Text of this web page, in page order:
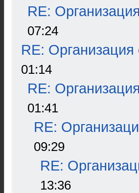
RE:
07:24
RE: Организация
01:14
RE:
01:41
RE:
09:29
RE:
13:36